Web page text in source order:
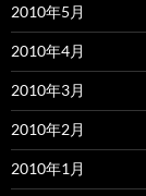
2010年5月
2010年4月
2010年3月
2010年2月
2010年1月